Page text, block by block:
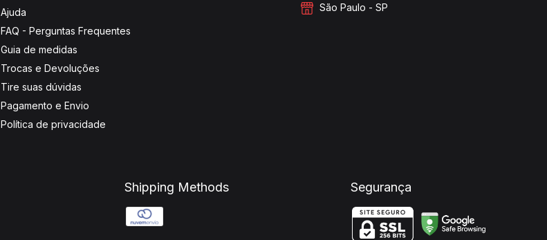
Ajuda
FAQ - Perguntas Frequentes
Guia de medidas
Trocas e Devoluções
Tire suas dúvidas
Pagamento e Envio
Política de privacidade
São Paulo - SP
Shipping Methods Segurança